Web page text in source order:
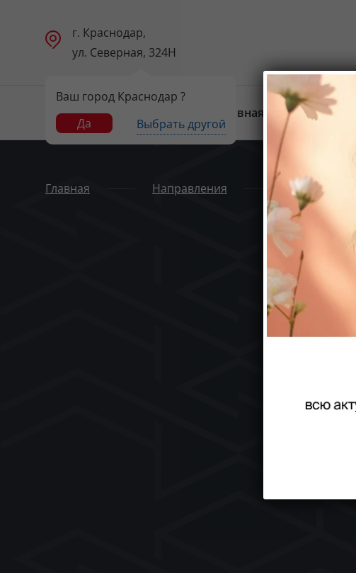
г. Краснодар,
ул. Северная, 324Н
Ваш город Краснодар ?
Да
Выбрать другой
Главная
Главная Направления Ногтевой
Курс по